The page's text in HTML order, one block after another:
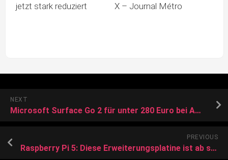
jetzt stark reduziert
X – Journal Métro
NEXT
Microsoft Surface Go 2 für unter 280 Euro bei Amazon
PREVIOUS
Raspberry Pi 5: Diese Erweiterungsplatine ist ab sofort bestellbar und unterstützt NVMe-SSDs in mehreren Formaten